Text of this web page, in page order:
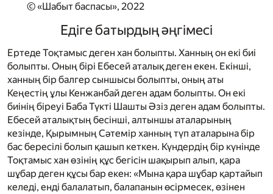
© «Шабыт баспасы», 2022
Едіге батырдың әңгімесі
Ертеде Тоқтамыс деген хан болыпты. Ханның он екі биі
болыпты. Оның бірі Ебесей аталық деген екен. Екінші,
ханның бір балгер сыншысы болыпты, оның аты
Кеңестің ұлы Кенжанбай деген адам болыпты. Он екі
биінің біреуі Баба Түкті Шашты Әзіз деген адам болыпты.
Ебесей аталықтың бесінші, алтыншы аталарының
кезінде, Қырымның Сәтемір ханның түп аталарына бір
бас бересілі болып қашып кеткен. Күндердің бір күнінде
Тоқтамыс хан өзінің құс бегісін шақырып алып, қара
шұбар деген құсы бар екен: «Мына қара шұбар қартайып
келеді, енді балалатып, балапанын өсірмесек, өзінен